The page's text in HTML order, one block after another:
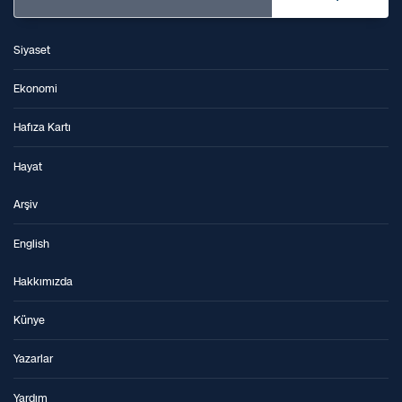
Siyaset
Ekonomi
Hafıza Kartı
Hayat
Arşiv
English
Hakkımızda
Künye
Yazarlar
Yardım